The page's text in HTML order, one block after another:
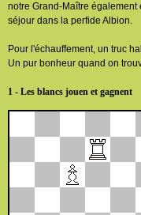
notre Grand-Maître
séjour dans la perfide Albion.
Pour l'échauffement, un truc
Un pur bonheur quand on
1 - Les blancs jouen et gagnent